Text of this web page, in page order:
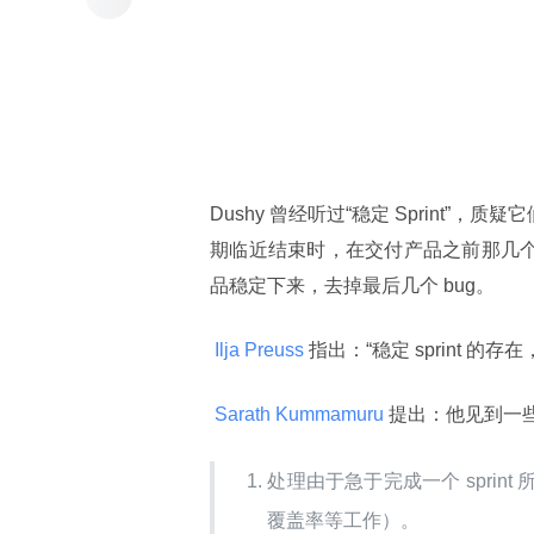
Dushy 曾经听过“稳定 Sprint”，质疑
期临近结束时，在交付产品之前那几
品稳定下来，去掉最后几个 bug。
Ilja Preuss 指出：“稳定 sprint 的存在
Sarath Kummamuru 提出：他见到一
处理由于急于完成一个 sprint
覆盖率等工作）。